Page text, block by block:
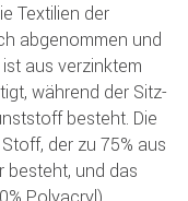
Textilien der
abgenommen und
aus verzinktem
während der Sitz-
besteht. Die
der zu 75% aus
besteht, und das